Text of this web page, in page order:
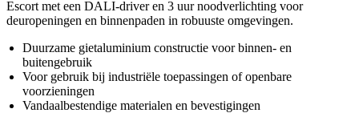
Escort met een DALI-driver en 3 uur noodverlichting voor
deuropeningen en binnenpaden in robuuste omgevingen.
Duurzame gietaluminium constructie voor binnen- en
buitengebruik
Voor gebruik bij industriële toepassingen of openbare
voorzieningen
Vandaalbestendige materialen en bevestigingen